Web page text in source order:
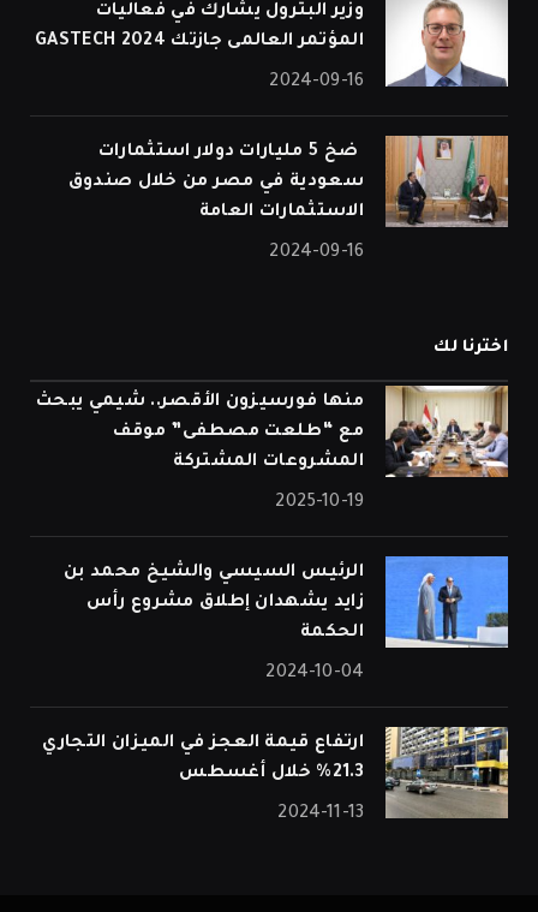
وزير البترول يشارك في فعاليات
المؤتمر العالمى جازتك 2024 GASTECH
2024-09-16
⁠ ضخ 5 مليارات دولار استثمارات
سعودية في مصر من خلال صندوق
الاستثمارات العامة
2024-09-16
اخترنا لك
منها فورسيزون الأقصر.. شيمي يبحث
مع “طلعت مصطفى” موقف
المشروعات المشتركة
2025-10-19
الرئيس السيسي والشيخ محمد بن
زايد يشهدان إطلاق مشروع رأس
الحكمة
2024-10-04
ارتفاع قيمة العجز في الميزان التجاري
21.3% خلال أغسطس
2024-11-13